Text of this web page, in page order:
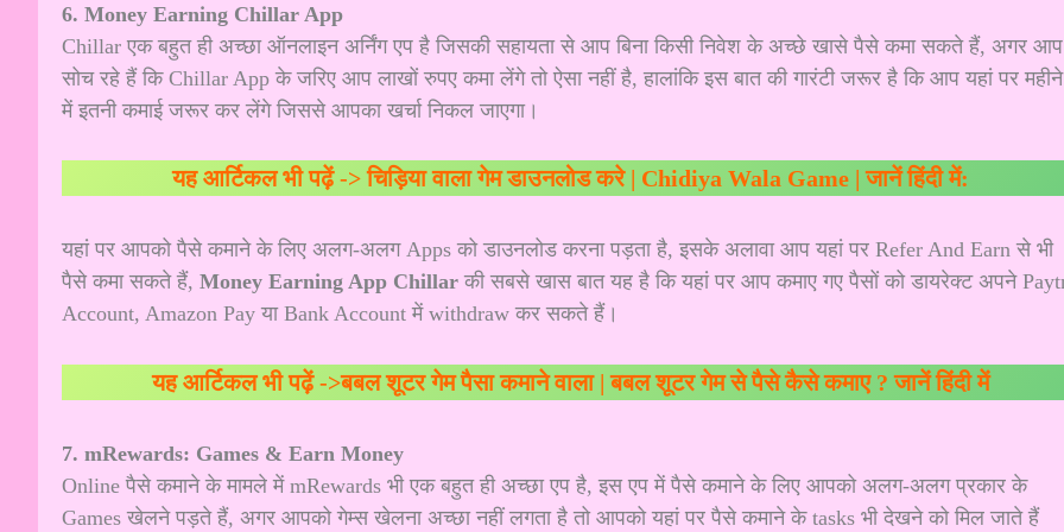
6. Money Earning Chillar App
Chillar एक बहुत ही अच्छा ऑनलाइन अर्निंग एप है जिसकी सहायता से आप बिना किसी निवेश के अच्छे खासे पैसे कमा सकते हैं, अगर आप
सोच रहे हैं कि Chillar App के जरिए आप लाखों रुपए कमा लेंगे तो ऐसा नहीं है, हालांकि इस बात की गारंटी जरूर है कि आप यहां पर महीने
में इतनी कमाई जरूर कर लेंगे जिससे आपका खर्चा निकल जाएगा।
यह आर्टिकल भी पढ़ें ->चिड़िया वाला गेम डाउनलोड करे | Chidiya Wala Game | जानें हिंदी में:
यहां पर आपको पैसे कमाने के लिए अलग-अलग Apps को डाउनलोड करना पड़ता है, इसके अलावा आप यहां पर Refer And Earn से भी
पैसे कमा सकते हैं, Money Earning App Chillar की सबसे खास बात यह है कि यहां पर आप कमाए गए पैसों को डायरेक्ट अपने
Account, Amazon Pay या Bank Account में withdraw कर सकते हैं।
यह आर्टिकल भी पढ़ें ->बबल शूटर गेम पैसा कमाने वाला | बबल शूटर गेम से पैसे कैसे कमाए ? जानें हिंदी में
7. mRewards: Games & Earn Money
Online पैसे कमाने के मामले में mRewards भी एक बहुत ही अच्छा एप है, इस एप में पैसे कमाने के लिए आपको अलग-अलग प्रकार के
Games खेलने पड़ते हैं, अगर आपको गेम्स खेलना अच्छा नहीं लगता है तो आपको यहां पर पैसे कमाने के tasks भी देखने को मिल जाते हैं